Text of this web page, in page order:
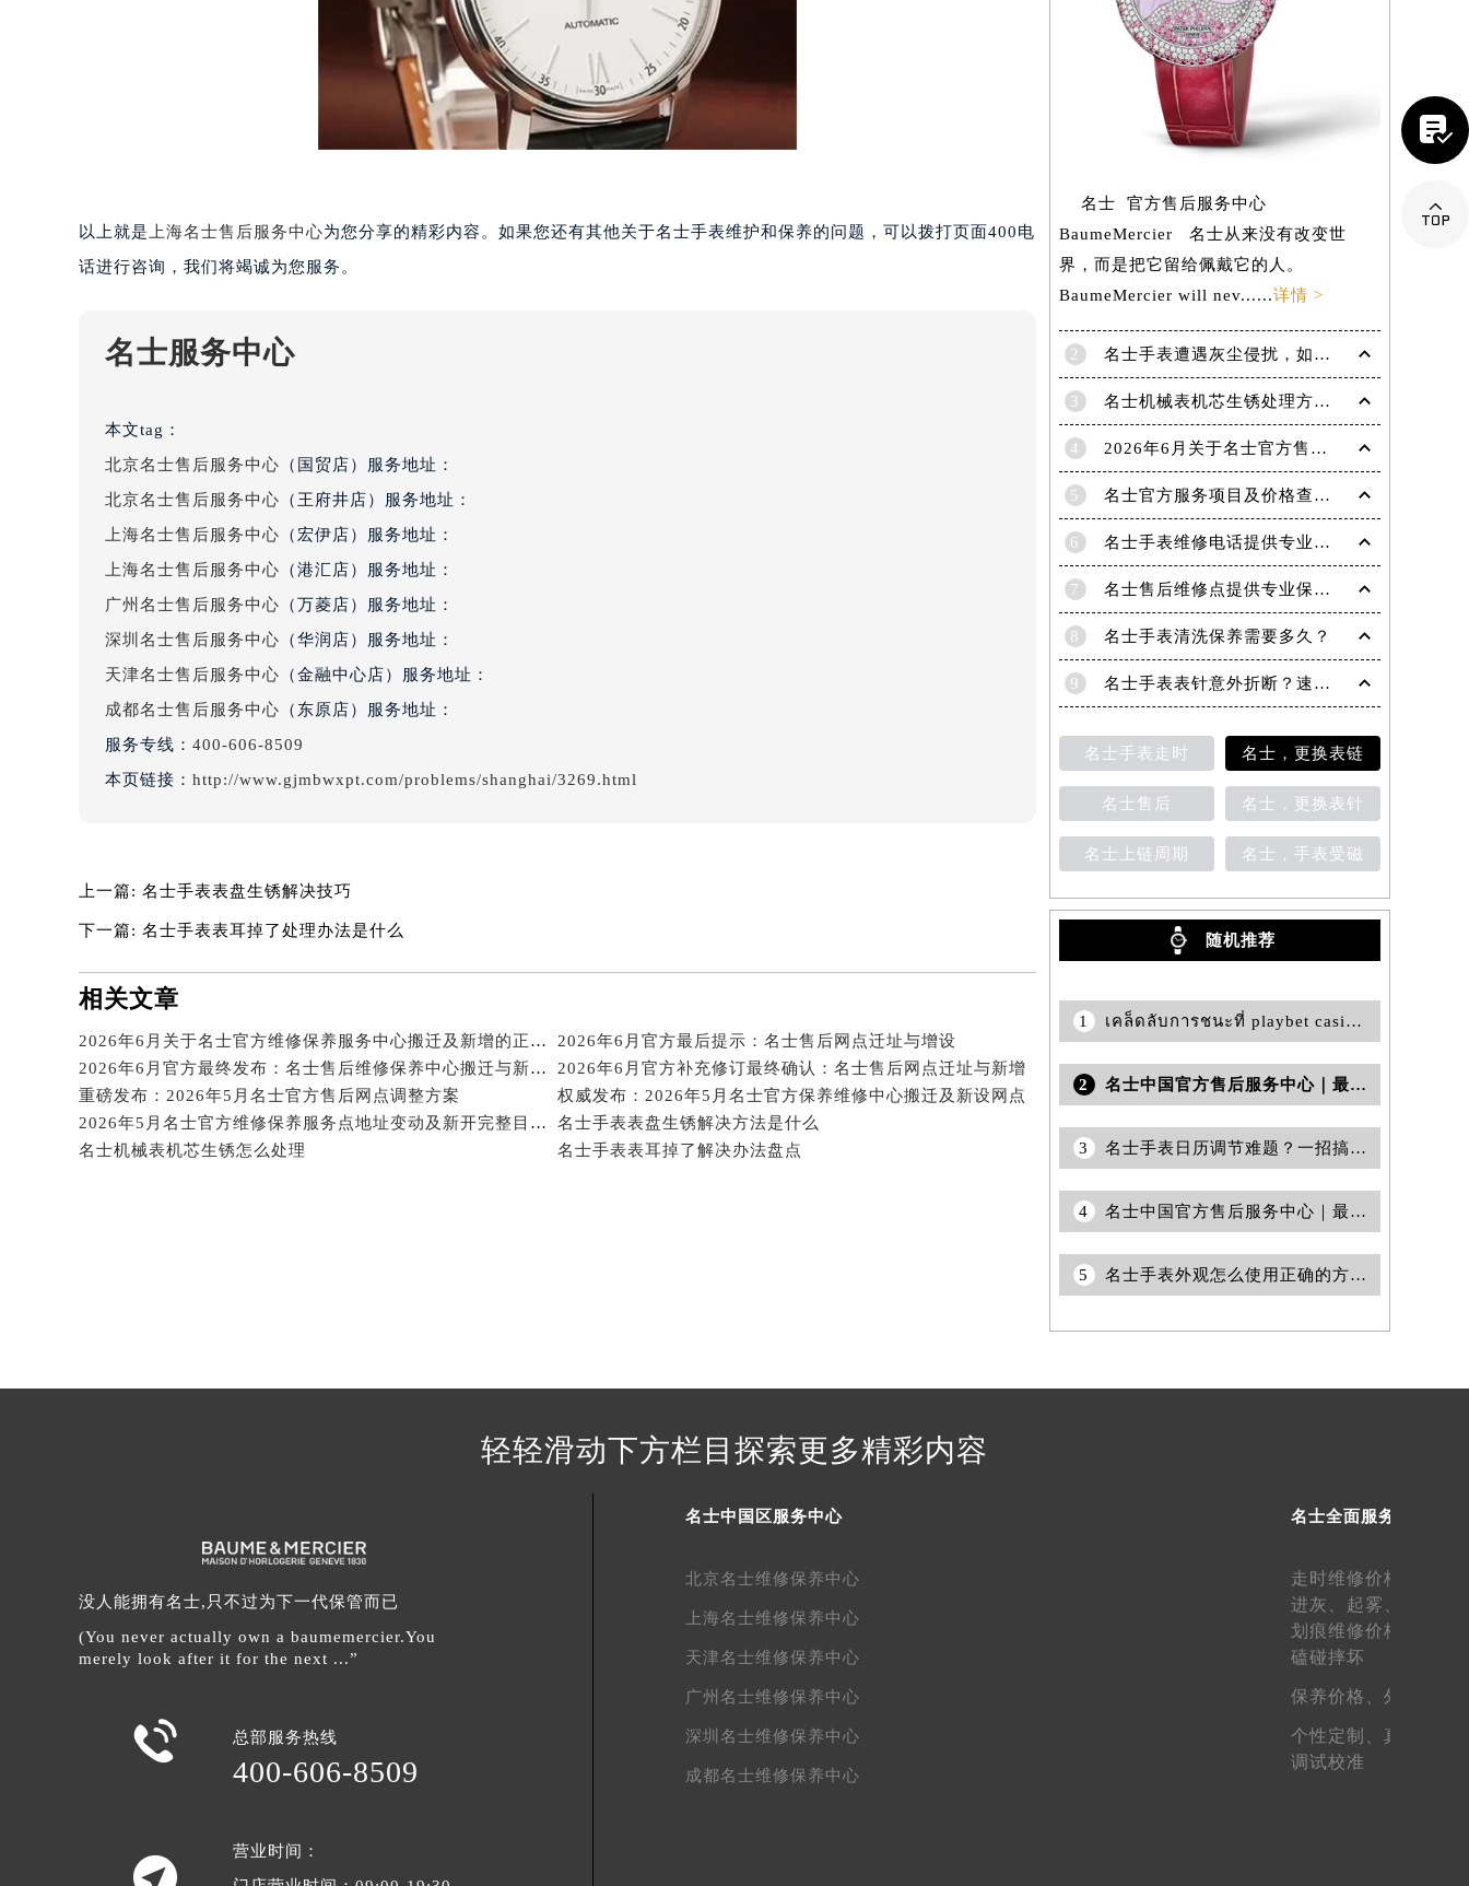
泉州市丰泽区宝洲路729号浦西万达中心写字楼A座7楼709室（需提前预约）
青岛市南区山东路6号华润大厦B座22层04室（需提前预约）
烟台市芝罘区胜利路139号万达金融中心A座907室（需提前预约）
长春市朝阳区西安大路727号中银大厦A座(旺进大厦)18层09室（需提前预约）
贵阳市南明区都司高架桥路33号亨特国际金融中心14楼14D（需提前预约）
西安市碑林区南关正街88号华侨城长安国际中心E座6楼10室（需提前预约）
海口市龙华区金贸东路5号海口华润大厦B座17层1707室（需提前预约）
内蒙古自治区呼和浩特市玉泉区大学西街70号华润万象城写字楼（鄂尔多斯大厦）23层2326室（需提前预约）
黑龙江省鹤岗市向阳区红军路名士售后服务中心（需提前预约）
黑龙江省黑河市爱辉区中央街名士售后服务中心（需提前预约）
黑龙江省鸡西市鸡冠区红军路名士售后服务中心（需提前预约）
黑龙江省佳木斯市向阳区长安路名士售后服务中心（需提前预约）
黑龙江省牡丹江市东安区太平路名士售后服务中心（需提前预约）
黑龙江省齐齐哈尔市龙沙区龙华路名士售后服务中心（需提前预约）
黑龙江省双鸭山市尖山区新兴大街名士售后服务中心（需提前预约）
黑龙江省绥化市北林区新华街与康庄路交叉口名士售后服务中心（需提前预约）
黑龙江省伊春市伊美区通河路名士售后服务中心（需提前预约）
吉林省白城市洮北区明仁南街名士售后服务中心（需提前预约）
吉林省梅河口市新华街道梅河大街名士售后服务中心（需提前预约）
吉林省四平市铁东区紫气大路与南九经街交汇处名士售后服务中心（需提前预约）
辽宁省鞍山市铁东区站前街名士售后服务中心（需提前预约）
辽宁省本溪市平山区胜利路名士售后服务中心（需提前预约）
辽宁省朝阳市双塔区新华路名士售后服务中心（需提前预约）
辽宁省丹东市振兴区七经街名士售后服务中心（需提前预约）
辽宁省营口市站前区市府路与渤海大街交叉口名士售后服务中心（需提前预约）
辽宁省沈阳市沈河区中街路83号亨得利名表维修授权店1楼名士售后服务中心（需提前预约）
北京市东城区东长安街1号王府井东方广场W3座6层602室名士售后服务中心（需提前预约）
河北省保定市竞秀区朝阳北大街北国先天下名士售后服务中心（需提前预约）
内蒙古自治区阿拉善盟市左旗土尔扈特大街名士售后服务中心（需提前预约）
内蒙古自治区巴彦淖尔市临河区新华街名士售后服务中心（需提前预约）
内蒙古自治区包头市青山区幸福路甲3号王府井百货名表维修名士售后服务中心（需提前预约）
内蒙古自治区赤峰市红山区哈达街名士售后服务中心（需提前预约）
内蒙古自治区鄂尔多斯市东胜区伊金霍洛街名士售后服务中心（需提前预约）
内蒙古自治区呼伦贝尔市海拉尔区中央街名士售后服务中心（需提前预约）
内蒙古自治区乌海市海勃湾区人民南路名士售后服务中心（需提前预约）
内蒙古自治区锡林郭勒盟市锡林浩特市光明街与额尔敦路交叉口名士售后服务中心（需提前预约）
内蒙古自治区兴安盟市乌兰浩特市兴安大街名士售后服务中心（需提前预约）
以上就是 上海名士售后服务中心为您分享的精彩内容。如果您还有其他关于名士手表维护和保养的问题，可以拨打页面400电
话进行咨询，我们将竭诚为您服务。
名士服务中心
本文tag：
北京名士售后服务中心 （国贸店）服务地址：
北京名士售后服务中心 （王府井店）服务地址：
上海名士售后服务中心 （宏伊店）服务地址：
上海名士售后服务中心 （港汇店）服务地址：
广州名士售后服务中心 （万菱店）服务地址：
深圳名士售后服务中心 （华润店）服务地址：
天津名士售后服务中心 （金融中心店）服务地址：
成都名士售后服务中心 （东原店）服务地址：
服务专线： 400-606-8509
本页链接： http://www.gjmbwxpt.com/problems/shanghai/3269.html
上一篇: 名士手表表盘生锈解决技巧
下一篇: 名士手表表耳掉了处理办法是什么
相关文章
2026年6月关于名士官方维修保养服务中心搬迁及新增的正式文件全文内容公示
2026年6月官方最后提示：名士售后网点迁址与增设
2026年6月官方最终发布：名士售后维修保养中心搬迁与新增事项
2026年6月官方补充修订最终确认：名士售后网点迁址与新增
重磅发布：2026年5月名士官方售后网点调整方案
权威发布：2026年5月名士官方保养维修中心搬迁及新设网点
2026年5月名士官方维修保养服务点地址变动及新开完整目录文件
名士手表表盘生锈解决方法是什么
名士机械表机芯生锈怎么处理
名士手表表耳掉了解决办法盘点
名士 官方售后服务中心
BaumeMercier 名士从来没有改变世
界，而是把它留给佩戴它的人。
BaumeMercier will nev......详情 >
2 名士手表遭遇灰尘侵扰，如何高效清除维护
3 名士机械表机芯生锈处理方法推荐
4 2026年6月关于名士官方售后网络搬迁及新增的补充说明
5 名士官方服务项目及价格查询｜维修地址与客服电话权威信息公告（2026年6月最新）
6 名士手表维修电话提供专业售后维修保养服务权威公示（2026年7月最新）
7 名士售后维修点提供专业保养与精准维修服务权威公示（2026年7月最新）
8 名士手表清洗保养需要多久？
9 名士手表表针意外折断？速览专业修复指南
名士手表走时 名士，更换表链
名士售后 名士，更换表针
名士上链周期 名士，手表受磁
随机推荐
1 เคล็ดลับการชนะที่ playbet casino ที่นักพนันทุกคนควรรู้
2 名士中国官方售后服务中心｜最新维修地址与官方客服电话权威信息通告（2026年7月最新）
3 名士手表日历调节难题？一招搞定让你轻松掌握时间流转
4 名士中国官方售后服务中心｜最新地址及售后电话权威信息通告（2026年7月最新）
5 名士手表外观怎么使用正确的方式保养？
轻轻滑动下方栏目探索更多精彩内容
没人能拥有名士,只不过为下一代保管而已
(You never actually own a baumemercier.You
merely look after it for the next ...”
 总部服务热线
400-606-8509
营业时间：
名士中国区服务中心
北京名士维修保养中心
上海名士维修保养中心
天津名士维修保养中心
广州名士维修保养中心
深圳名士维修保养中心
成都名士维修保养中心
名士全面服务
走时维修价格、
进灰、 起雾、
划痕维修价格、
磕碰摔坏
保养价格、外观维护
个性定制、真假鉴定
调试校准

